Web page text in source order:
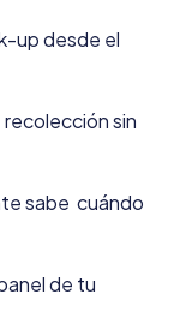
up desde el
sin
sabe cuándo
de tu